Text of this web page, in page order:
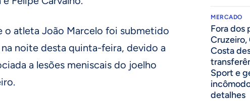
o atleta João Marcelo foi submetido
noite desta quinta-feira, devido a
a lesões meniscais do joelho
MERCADO
Fora dos
Cruzeiro,
Costa
Sport e
detalhes